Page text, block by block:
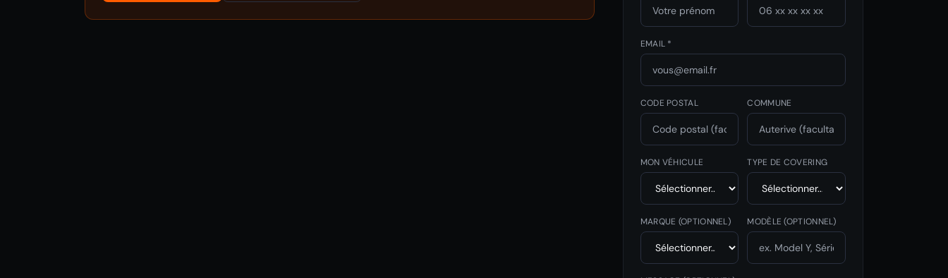
EMAIL *
CODE POSTAL COMMUNE
MON VÉHICULE TYPE DE COVERING
MARQUE (OPTIONNEL) MODÈLE(OPTIONNEL)